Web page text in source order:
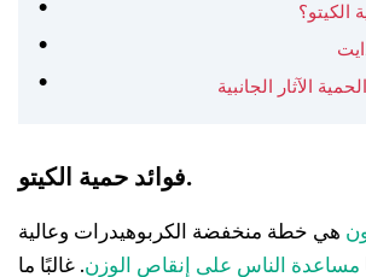
الكيتو؟
فوائد حمية الكيتو.
هي خطة منخفضة الكربوهيدرات وعالية
مساعدة الناس على إنقاص الوزن. غالبًا ما